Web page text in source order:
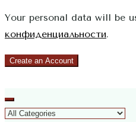
Your personal data will be
конфиденциальности.
Create an Account